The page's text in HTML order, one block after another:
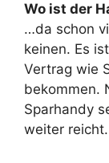
Wo ist der
…da schon
keinen. Es
Vertrag wie
bekommen.
Sparhandy
weiter reicht.